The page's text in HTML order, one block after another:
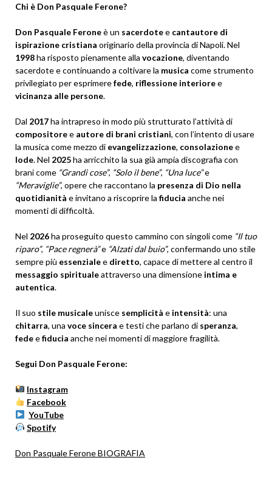
Chi è Don Pasquale Ferone?
Don Pasquale Feroneè un sacerdotee cantautore di
ispirazione cristiana originario della provincia di Napoli. Nel
1998ha risposto pienamente alla vocazione, diventando
sacerdote e continuando a coltivare la musica come strumento
privilegiato per esprimerefede, riflessione interioree
vicinanza alle persone.
Dal 2017ha intrapreso in modo più strutturato l’attività di
compositoree autore di brani cristiani, con l’intento di usare
la musica come mezzo di evangelizzazione, consolazionee
lode. Nel 2025ha arricchito la sua già ampia discografia con
brani come “Grandi cose”, “Solo il bene”, “Una luce”e
“Meraviglie”, opere che raccontano la presenza di Dio nella
quotidianità e invitano a riscoprire la fiducia anche nei
momenti di difficoltà.
Nel 2026ha proseguito questo cammino con singoli come “Il tuo
riparo”, “Pace regnerà”e “Alzati dal buio”, confermando uno stile
sempre più essenzialee diretto, capace di mettere al centro il
messaggio spiritualeattraverso una dimensione intima e
autentica.
Il suo stile musicaleunisce semplicità e intensità: una
chitarra, una voce sincera e testi che parlano di speranza,
fedeefiducia anche nei momenti di maggiore fragilità.
Segui Don Pasquale Ferone:
Instagram
Facebook
YouTube
Spotify
Don Pasquale Ferone BIOGRAFIA